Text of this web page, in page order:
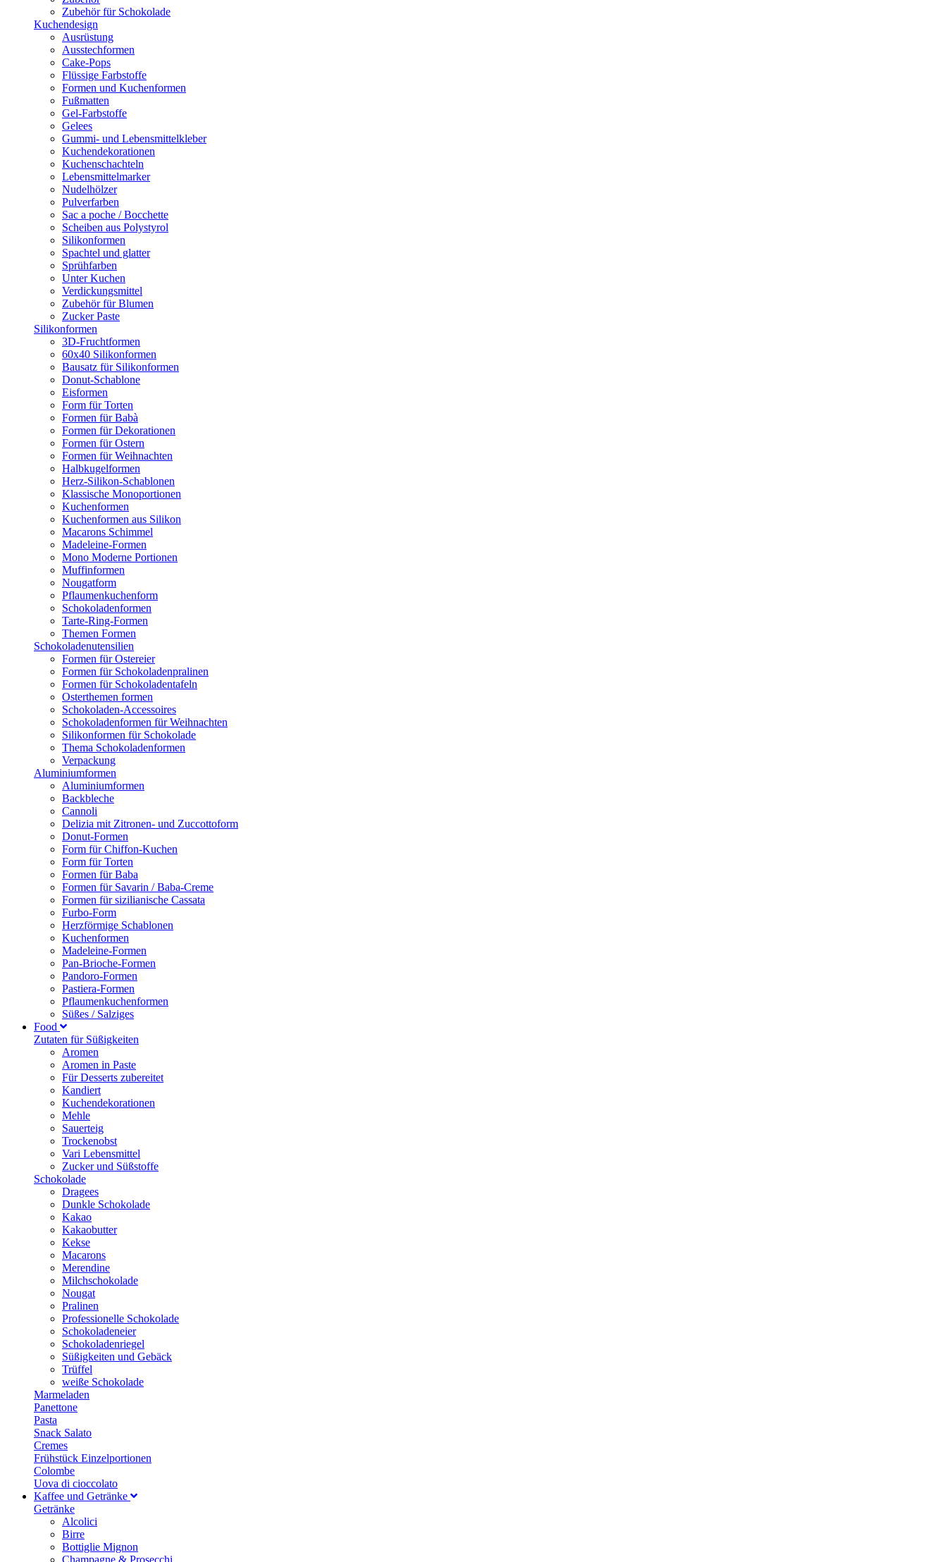
Zubehör für Schokolade
Kuchendesign
Ausrüstung
Ausstechformen
Cake-Pops
Flüssige Farbstoffe
Formen und Kuchenformen
Fußmatten
Gel-Farbstoffe
Gelees
Gummi- und Lebensmittelkleber
Kuchendekorationen
Kuchenschachteln
Lebensmittelmarker
Nudelhölzer
Pulverfarben
Sac a poche / Bocchette
Scheiben aus Polystyrol
Silikonformen
Spachtel und glatter
Sprühfarben
Unter Kuchen
Verdickungsmittel
Zubehör für Blumen
Zucker Paste
Silikonformen
3D-Fruchtformen
60x40 Silikonformen
Bausatz für Silikonformen
Donut-Schablone
Eisformen
Form für Torten
Formen für Babà
Formen für Dekorationen
Formen für Ostern
Formen für Weihnachten
Halbkugelformen
Herz-Silikon-Schablonen
Klassische Monoportionen
Kuchenformen
Kuchenformen aus Silikon
Macarons Schimmel
Madeleine-Formen
Mono Moderne Portionen
Muffinformen
Nougatform
Pflaumenkuchenform
Schokoladenformen
Tarte-Ring-Formen
Themen Formen
Schokoladenutensilien
Formen für Ostereier
Formen für Schokoladenpralinen
Formen für Schokoladentafeln
Osterthemen formen
Schokoladen-Accessoires
Schokoladenformen für Weihnachten
Silikonformen für Schokolade
Thema Schokoladenformen
Verpackung
Aluminiumformen
Aluminiumformen
Backbleche
Cannoli
Delizia mit Zitronen- und Zuccottoform
Donut-Formen
Form für Chiffon-Kuchen
Form für Torten
Formen für Baba
Formen für Savarin / Baba-Creme
Formen für sizilianische Cassata
Furbo-Form
Herzförmige Schablonen
Kuchenformen
Madeleine-Formen
Pan-Brioche-Formen
Pandoro-Formen
Pastiera-Formen
Pflaumenkuchenformen
Süßes / Salziges
Food
Zutaten für Süßigkeiten
Aromen
Aromen in Paste
Für Desserts zubereitet
Kandiert
Kuchendekorationen
Mehle
Sauerteig
Trockenobst
Vari Lebensmittel
Zucker und Süßstoffe
Schokolade
Dragees
Dunkle Schokolade
Kakao
Kakaobutter
Kekse
Macarons
Merendine
Milchschokolade
Nougat
Pralinen
Professionelle Schokolade
Schokoladeneier
Schokoladenriegel
Süßigkeiten und Gebäck
Trüffel
weiße Schokolade
Marmeladen
Panettone
Pasta
Snack Salato
Cremes
Frühstück Einzelportionen
Colombe
Uova di cioccolato
Kaffee und Getränke
Getränke
Alcolici
Birre
Bottiglie Mignon
Champagne & Prosecchi